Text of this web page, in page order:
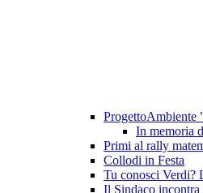
In memoria
Primi al rally
Collodi in Festa
Tu conosci Verdi?
Il Sindaco incontra